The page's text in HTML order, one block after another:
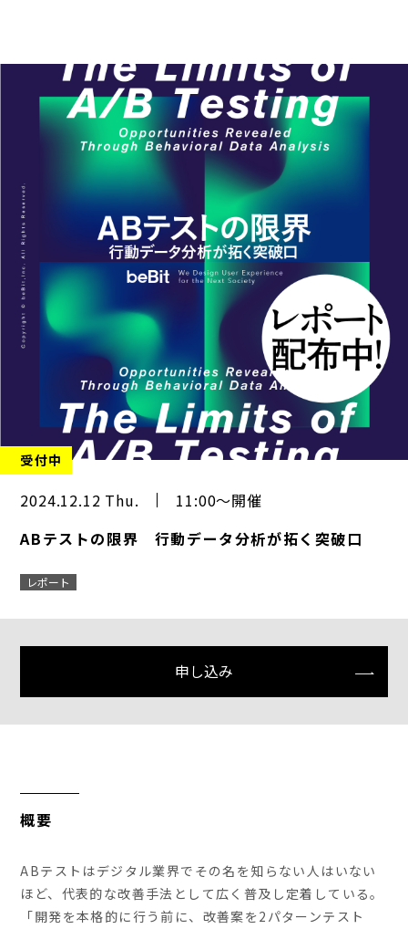
受付中
2024.12.12 Thu.
11:00～開催
ABテストの限界 行動データ分析が拓く突破口
レポート
申し込み
概要
ABテストはデジタル業界でその名を知らない人はいない
ほど、代表的な改善手法として広く普及し定着している。
「開発を本格的に行う前に、改善案を2パターンテスト